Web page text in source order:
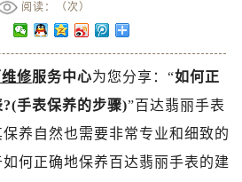
阅读：（次）
修服务中心为您分享：“如何正
手表保养的步骤)”百达翡丽手表
养自然也需要非常专业和细致的
何正确地保养百达翡丽手表的建